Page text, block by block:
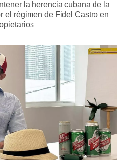
la herencia cubana de la
el régimen de Fidel Castro en